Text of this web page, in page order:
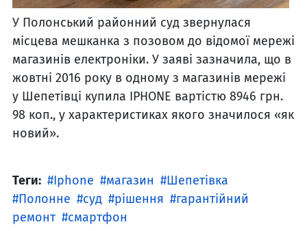
У Полонський районний суд звернулася
місцева мешканка з позовом до відомої мережі
магазинів електроніки. У заяві зазначила, що в
жовтні 2016 року в одному з магазинів мережі
у Шепетівці купила IPHONE вартістю 8946 грн.
98 коп., у характеристиках якого значилося «як
новий».
Теги: Iphone магазин
Шепетівка
Полонне
суд рішення
гарантійний
ремонт
смартфон